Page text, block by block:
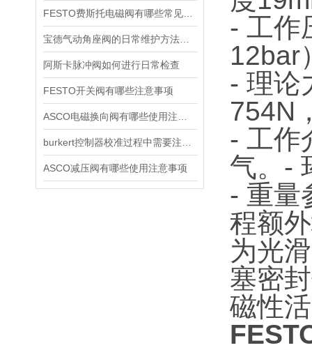
阿斯卡脉冲阀如何进行日常检查
FESTO开关阀有哪些注意事项
ASCO减压阀有哪些使用注意事项
- 工作
12bar
- 理论
754N
- 工作
气。 -
- 重量
程额
为光
塞密
磁性